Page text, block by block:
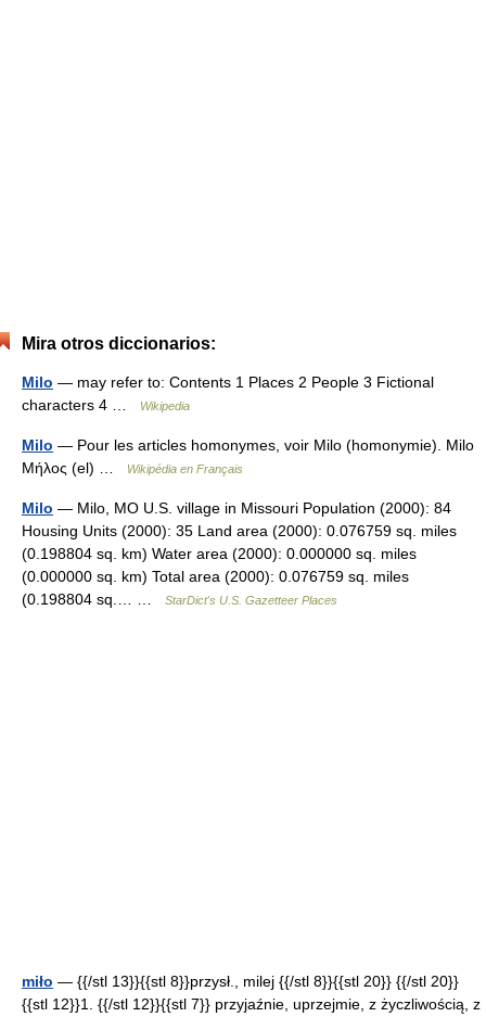
Mira otros diccionarios:
Milo — may refer to: Contents 1 Places 2 People 3 Fictional
characters 4 …
Wikipedia
Milo — Pour les articles homonymes, voir Milo (homonymie). Milo
Μήλος (el) …
Wikipédia en Français
Milo — Milo, MO U.S. village in Missouri Population (2000): 84
Housing Units (2000): 35 Land area (2000): 0.076759 sq. miles
(0.198804 sq. km) Water area (2000): 0.000000 sq. miles
(0.000000 sq. km) Total area (2000): 0.076759 sq. miles
(0.198804 sq.… …
StarDict's U.S. Gazetteer Places
miło — {{/stl 13}}{{stl 8}}przysł., milej {{/stl 8}}{{stl 20}} {{/stl 20}}
{{stl 12}}1. {{/stl 12}}{{stl 7}} przyjaźnie, uprzejmie, z życzliwością, z